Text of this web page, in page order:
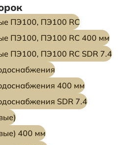
ПЭ100, ПЭ100 RC
ПЭ100, ПЭ100 RC 400 мм
ПЭ100, ПЭ100 RC SDR 7.4
400 мм
SDR 7.4
400 мм